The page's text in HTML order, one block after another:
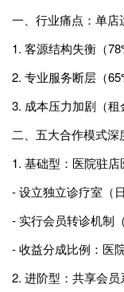
一、行业痛点：单店
1. 客源结构失衡（
2. 专业服务断层（
3. 成本压力加剧（租
二、五大合作模式深
1. 基础型：医院驻店
- 设立独立诊疗室（
- 实行会员转诊机制
- 收益分成比例：医
2. 进阶型：共享会员